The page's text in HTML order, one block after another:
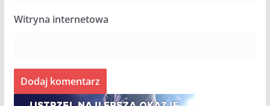
Witryna internetowa